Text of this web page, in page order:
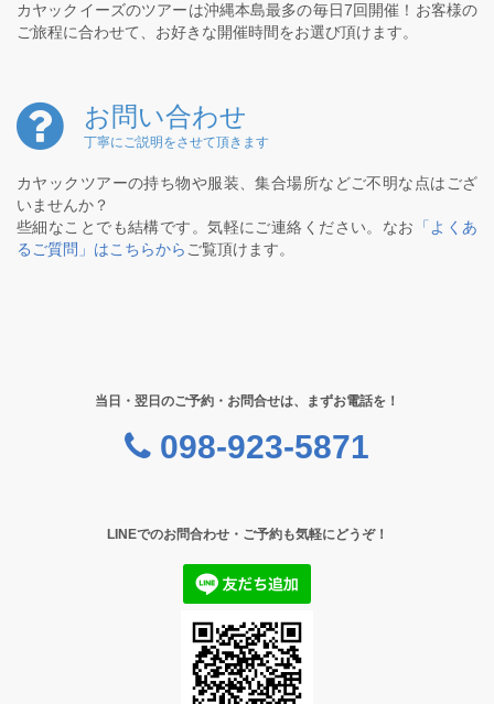
カヤックイーズのツアーは沖縄本島最多の毎日7回開催！お客様の
ご旅程に合わせて、お好きな開催時間をお選び頂けます。
お問い合わせ
丁寧にご説明をさせて頂きます
カヤックツアーの持ち物や服装、集合場所などご不明な点はござ
いませんか？
些細なことでも結構です。気軽にご連絡ください。なお
「よくあ
るご質問」はこちらから ご覧頂けます。
当日・翌日のご予約・お問合せは、まずお電話を！
098-923-5871
LINEでのお問合わせ・ご予約も気軽にどうぞ！